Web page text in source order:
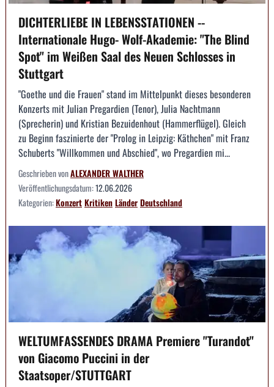
DICHTERLIEBE IN LEBENSSTATIONEN --
Internationale Hugo- Wolf-Akademie: "The Blind
Spot" im Weißen Saal des Neuen Schlosses in
Stuttgart
"Goethe und die Frauen" stand im Mittelpunkt dieses besonderen
Konzerts mit Julian Pregardien (Tenor), Julia Nachtmann
(Sprecherin) und Kristian Bezuidenhout (Hammerflügel). Gleich
zu Beginn faszinierte der "Prolog in Leipzig: Käthchen" mit Franz
Schuberts "Willkommen und Abschied", wo Pregardien mi...
Geschrieben vonALEXANDER WALTHER
Veröffentlichungsdatum:12.06.2026
Kategorien:KonzertKritikenLänderDeutschland
WELTUMFASSENDES DRAMA Premiere "Turandot"
von Giacomo Puccini in der
Staatsoper/STUTTGART